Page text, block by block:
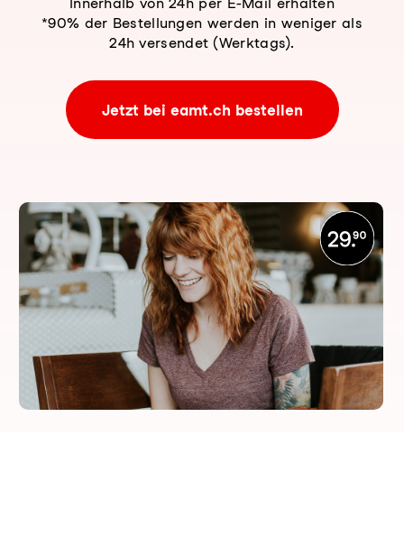
*90% der Bestellungen werden in weniger als
24h versendet (Werktags).
Jetzt bei eamt.ch bestellen